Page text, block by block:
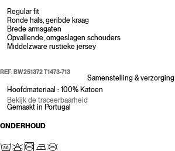
Regular fit
Ronde hals, geribde kraag
Brede armsgaten
Opvallende, omgeslagen schouders
Middelzware rustieke jersey
REF: BW251372 T1473-713
Samenstelling & verzorging
Hoofdmateriaal : 100% Katoen
Bekijk de traceerbaarheid
Gemaakt in Portugal
ONDERHOUD